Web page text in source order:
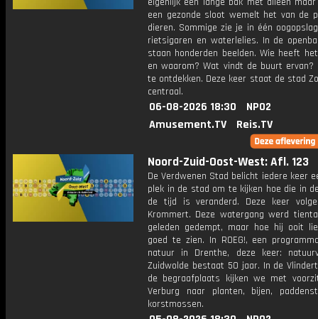
een gezonde sloot wemelt het van de
dieren. Sommige zie je in één
rietsigaren en waterlelies. In de
staan honderden beelden. Wie heeft
en waarom? Wat vindt de buurt ervan?
te ontdekken. Deze keer staat de stad
centraal.
06-08-2026 18:30
NPO2
Amusement.TV
Reis.TV
Noord-Zuid-Oost-West: Afl. 123
De Verdwenen Stad belicht iedere keer
plek in de stad om te kijken hoe die in
de tijd is veranderd. Deze keer
Krommert. Deze watergang werd
geleden gedempt, maar hoe hij ooit
goed te zien. In ROEG!, een
natuur in Drenthe, deze keer:
Zuidwolde bestaat 50 jaar. In de
de begraafplaats kijken we met
Verburg naar planten, bijen,
korstmossen.